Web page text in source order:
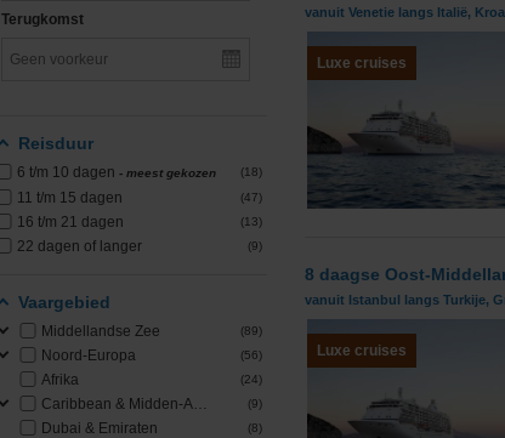
Norwegian Cruise Line
Oceania Cruises
PONANT
Seabourn
Zuid-Amerika
Terugkomst
Reisduur
6 t/m 10 dagen - meest gekozen (18)
11 t/m 15 dagen (47)
16 t/m 21 dagen (13)
22 dagen of langer (9)
Vaargebied
Middellandse Zee (89)
Noord-Europa (56)
Afrika (24)
Caribbean & Midden-Amerika (9)
Dubai & Emiraten (8)
vanuit Venetie langs Italië,
Luxe cruises
8 daagse Oost-
vanuit Istanbul langs Turkije,
Luxe cruises